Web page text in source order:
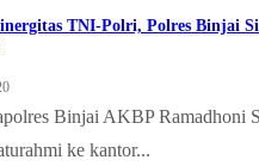
TNI-Polri, Polres Binjai
Binjai AKBP Ramadhoni
ke kantor...